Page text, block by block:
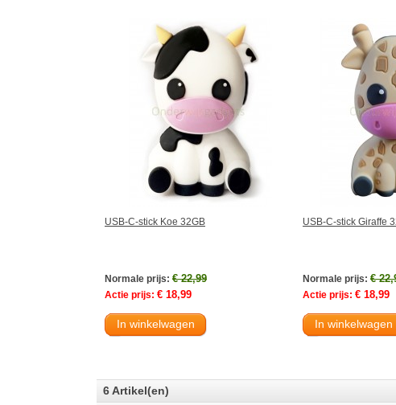
USB-C-stick Koe 32GB
Normale prijs: € 22,99
Actie prijs: € 18,99
In winkelwagen
USB-C-stick Giraffe
Normale prijs: €
Actie prijs: € 18,99
In winkelwagen
6 Artikel(en)